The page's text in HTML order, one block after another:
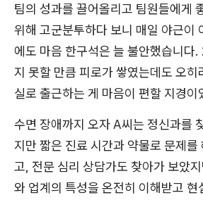
팀의 성과를 끌어올리고 팀원들에게
위해 고군분투하다 보니 매일 야근이
에도 마음 한구석은 늘 불안했습니다
지 못할 만큼 피로가 쌓였는데도 오히
실로 출근하는 게 마음이 편할 지경이
수면 장애까지 오자 A씨는 정신과를
지만 짧은 진료 시간과 약물로 문제를
고, 전문 심리 상담가도 찾아가 보았
와 업계의 특성을 온전히 이해받고